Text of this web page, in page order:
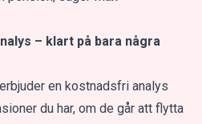
– klart på bara några
en kostnadsfri analys
du har, om de går att flytta